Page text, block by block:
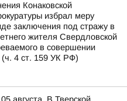
Конаковской
избрал меру
заключения под стражу в
жителя Свердловской
в совершении
4 ст. 159 УК РФ)